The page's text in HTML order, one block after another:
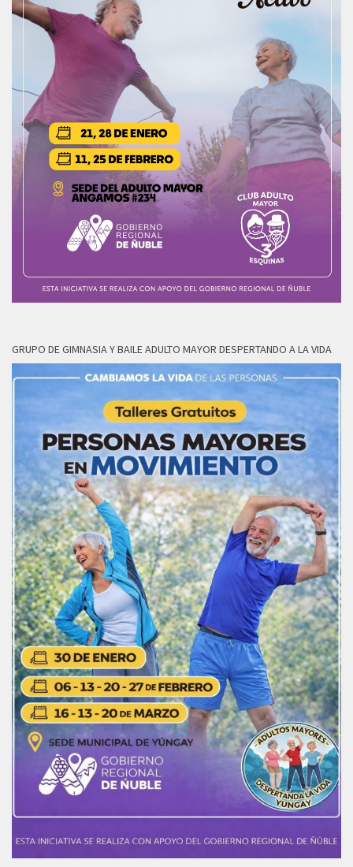
GRUPO DE GIMNASIA Y BAILE ADULTO MAYOR DESPERTANDO A LA VIDA